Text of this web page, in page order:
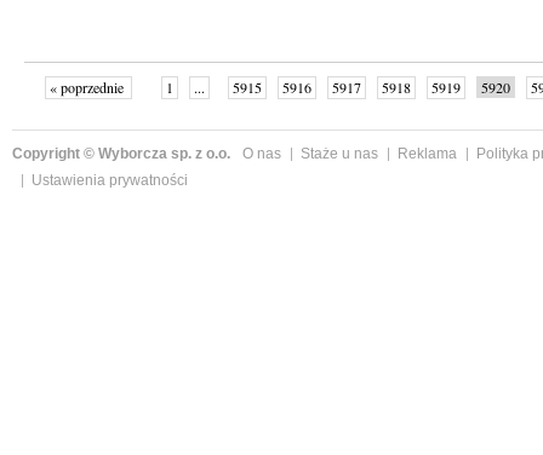
« poprzednie 1 ... 5915 5916 5917 5918 5919 5920
Copyright © Wyborcza sp. z o.o. O nas Staże u nas Reklama
Polityka
Ustawienia prywatności